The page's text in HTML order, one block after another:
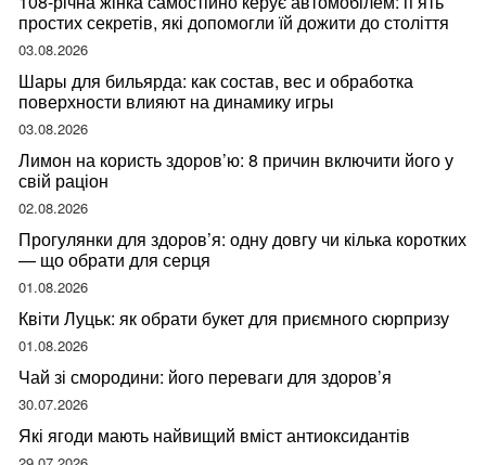
простих секретів, які допомогли їй дожити до століття
03.08.2026
Шары для бильярда: как состав, вес и обработка
поверхности влияют на динамику игры
03.08.2026
Лимон на користь здоров’ю: 8 причин включити його у
свій раціон
02.08.2026
Прогулянки для здоров’я: одну довгу чи кілька коротких
— що обрати для серця
01.08.2026
Квіти Луцьк: як обрати букет для приємного сюрпризу
01.08.2026
Чай зі смородини: його переваги для здоров’я
30.07.2026
Які ягоди мають найвищий вміст антиоксидантів